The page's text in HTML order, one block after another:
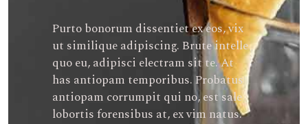
Purto bonorum dissentiet ex eos, vix
ut similique adipiscing. Brute intelle
quo eu, adipisci electram sit te. At
has antiopam temporibus. Probatus
antiopam corrumpit qui no, est sale
lobortis forensibus at, ex vim natus.